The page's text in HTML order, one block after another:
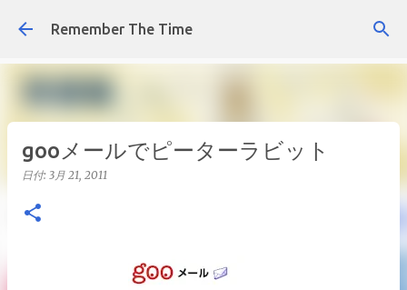
スキップしてメイン コンテンツに移動
Remember The Time
gooメールでピーターラビット
日付: 3月 21, 2011